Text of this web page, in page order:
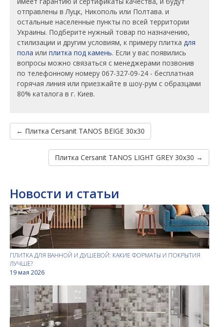
отправлены в Луцк, Никополь или Полтава. и
остальные населенные пункты по всей территории
Украины. Подберите нужный товар по назначению,
стилизации и другим условиям, к примеру плитка для
пола или плитка под камень. Если у вас появились
вопросы можно связаться с менеджерами позвонив
по телефонному номеру 067-327-09-24 - бесплатная
горячая линия или приезжайте в шоу-рум с образцами
80% каталога в г. Киев.
← Плитка Cersanit TANOS BEIGE 30x30
Плитка Cersanit TANOS LIGHT GREY 30x30 →
Новости и статьи
ПЛИТКА ДЛЯ ВАННОЙ И ДУШЕВОЙ: КАКИЕ ФОРМАТЫ И ПОКРЫТИЯ
ЛУЧШЕ?
19 мая 2026